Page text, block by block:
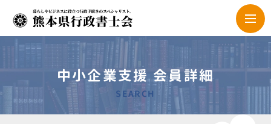
中小企業支援 会員詳細
SEARCH